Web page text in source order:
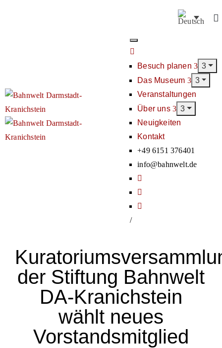
Besuch planen
Das Museum
Veranstaltungen
Über uns
Neuigkeiten
Kontakt
+49 6151 376401
info@bahnwelt.de
/
der Stiftung Bahnwelt
DA-Kranichstein
wählt neues
Vorstandsmitglied